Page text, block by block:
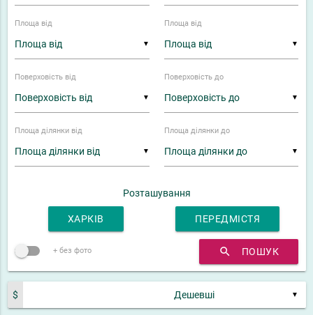
▼
Площа від
▼
Площа від
▼
Поверховість від
▼
Поверховість до
▼
Площа ділянки від
▼
Площа ділянки до
Розташування
ХАРКІВ ПЕРЕДМІСТЯ
+ без фото search ПОШУК
$ ▼